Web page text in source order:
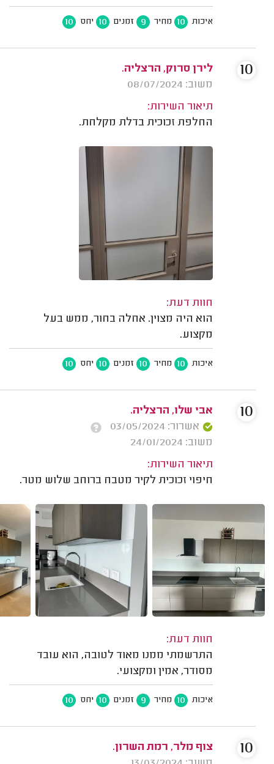
איכות 10 מחיר 9 זמנים 10 יחס 10
לירן סרוק, הרצליה.
משוב: 08/07/2024
תיאור השירות:
החלפת זכוכית בדלת מקלחת.
חוות דעת:
הוא היה מצוין. אחלה בחור, ממש בעל
מקצוע.
איכות 10 מחיר 10 זמנים 10 יחס 10
10
אבי שלו, הרצליה.
אשרור: 03/05/2024
משוב: 24/01/2024
תיאור השירות:
חיפוי זכוכית לקיר מטבח ברוחב שלוש מטר.
חוות דעת:
התרשמתי ממנו מאוד לטובה, הוא עובד
מסודר, אמין ומקצועי.
איכות 10 מחיר 9 זמנים 10 יחס 10
10
צוף מלר, רמת השרון.
10